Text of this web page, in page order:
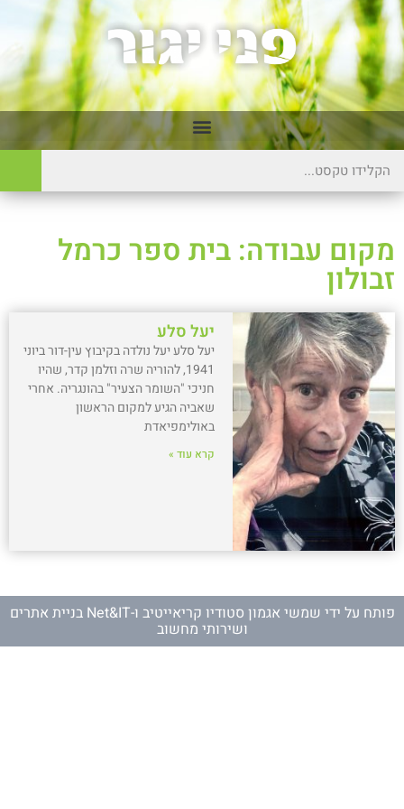
מקום עבודה: בית ספר כרמל
זבולון
יעל סלע
יעל סלע יעל נולדה בקיבוץ עין-דור ביוני
1941, להוריה שרה וזלמן קדר, שהיו
חניכי "השומר הצעיר" בהונגריה. אחרי
שאביה הגיע למקום הראשון
באולימפיאדת
קרא עוד »
פותח על ידי שמשי אגמון סטודיו קריאייטיב ו- Net&IT בניית אתרים
ושירותי מחשוב